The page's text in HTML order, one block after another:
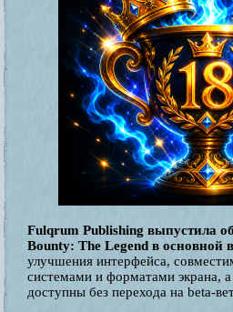
Fulqrum Publishing выпустила
Bounty: The Legend в основной
улучшения интерфейса,
системами и форматами экрана,
доступны без перехода на beta-